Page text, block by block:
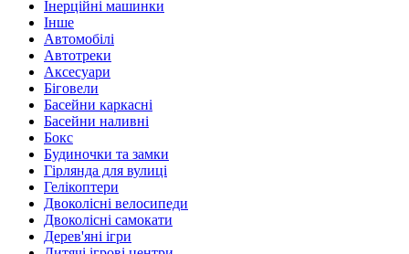
Інерційні машинки
Інше
Автомобілі
Автотреки
Аксесуари
Біговели
Басейни каркасні
Басейни наливні
Бокс
Будиночки та замки
Гірлянда для вулиці
Гелікоптери
Двоколісні велосипеди
Двоколісні самокати
Дерев'яні ігри